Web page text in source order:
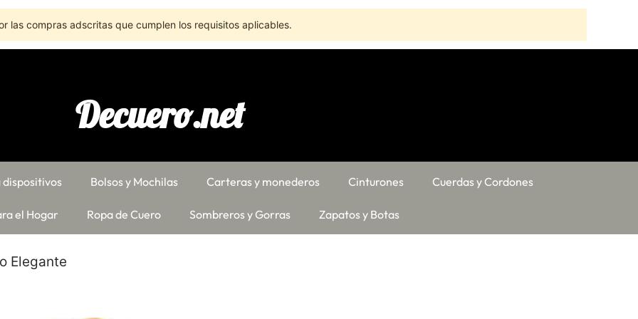
las compras adscritas que cumplen los requisitos aplicables.
Decuero.net
Bolsos y Mochilas Carteras y monederos Cinturones Cuerdas y Cordones
el Hogar Ropa de Cuero Sombreros y Gorras Zapatos y Botas
Elegante